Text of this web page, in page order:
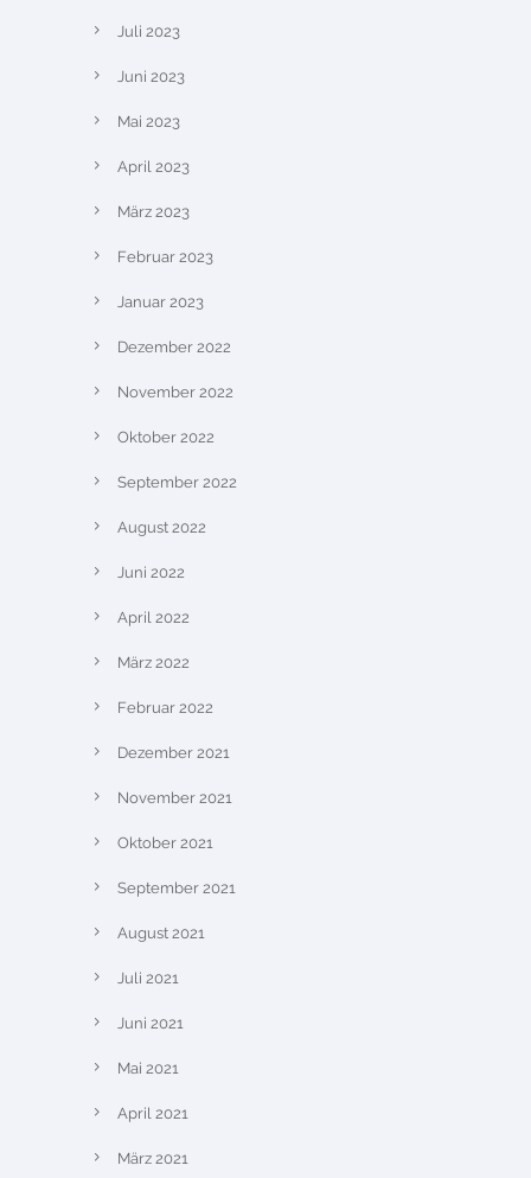
Juli 2023
Juni 2023
Mai 2023
April 2023
März 2023
Februar 2023
Januar 2023
Dezember 2022
November 2022
Oktober 2022
September 2022
August 2022
Juni 2022
April 2022
März 2022
Februar 2022
Dezember 2021
November 2021
Oktober 2021
September 2021
August 2021
Juli 2021
Juni 2021
Mai 2021
April 2021
März 2021